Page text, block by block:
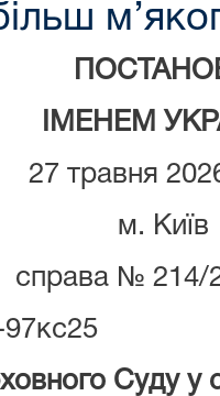
ІМЕНЕМ
27 травня
м. Київ
справа № 214/
Суду у